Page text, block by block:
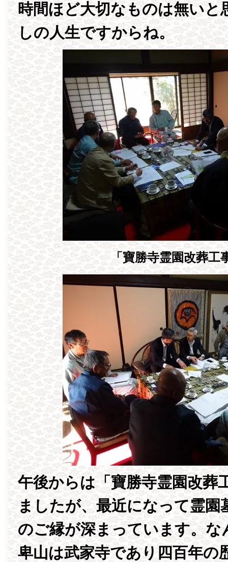
時間ほど大切なものは無いと
しの人生ですからね。
「寶勝寺霊園改葬工
午後からは「寶勝寺霊園改葬
ましたが、最近になって霊園
のご縁が深まっています。な
卑山は武家寺であり四百年の